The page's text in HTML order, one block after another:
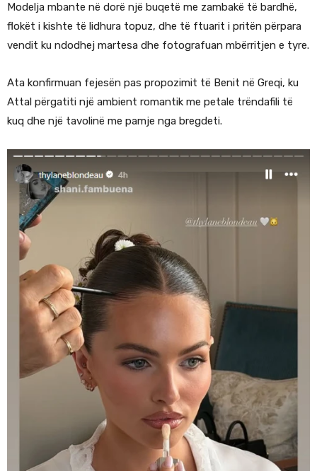
Modelja mbante në dorë një buqetë me zambakë të bardhë,
flokët i kishte të lidhura topuz, dhe të ftuarit i pritën përpara
vendit ku ndodhej martesa dhe fotografuan mbërritjen e tyre.
Ata konfirmuan fejesën pas propozimit të Benit në Greqi, ku
Attal përgatiti një ambient romantik me petale trëndafili të
kuq dhe një tavolinë me pamje nga bregdeti.